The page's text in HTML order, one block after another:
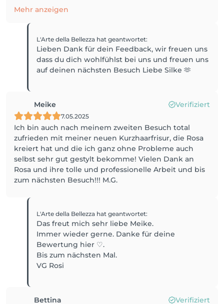
Mehr anzeigen
L'Arte della Bellezza hat geantwortet:
Lieben Dank für dein Feedback, wir freuen uns
dass du dich wohlfühlst bei uns und freuen uns
auf deinen nächsten Besuch Liebe Silke 🫶
Meike Verifiziert
7.05.2025
Ich bin auch nach meinem zweiten Besuch total
zufrieden mit meiner neuen Kurzhaarfrisur, die Rosa
kreiert hat und die ich ganz ohne Probleme auch
selbst sehr gut gestylt bekomme! Vielen Dank an
Rosa und ihre tolle und professionelle Arbeit und bis
zum nächsten Besuch!!! M.G.
L'Arte della Bellezza hat geantwortet:
Das freut mich sehr liebe Meike.
Immer wieder gerne. Danke für deine
Bewertung hier ♡.
Bis zum nächsten Mal.
VG Rosi
Bettina Verifiziert